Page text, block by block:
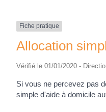
Fiche pratique
Allocation
Vérifié le 01/01/2020 -
Si vous ne percevez pas
simple d'aide à domicile